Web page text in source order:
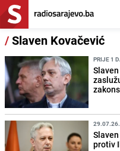
/Slaven Kovačević
PRIJE 1
protiv